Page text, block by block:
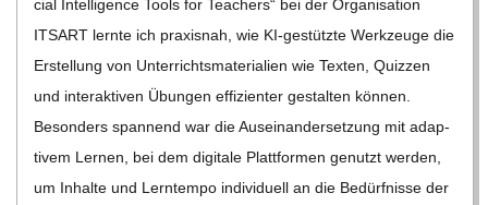
C
H
M
cial Intel­li­gence Tools for Tea­chers“ bei der Orga­ni­sa­tion
ITSART lernte ich pra­xis­nah, wie KI-gestützte Werk­zeuge die
Erstel­lung von Unter­richts­ma­te­ria­lien wie Tex­ten, Quiz­zen
und inter­ak­ti­ven Übun­gen effi­zi­en­ter gestal­ten kön­nen.
Beson­ders span­nend war die Aus­ein­an­der­set­zung mit adap­
ti­vem Ler­nen, bei dem digi­tale Platt­for­men genutzt wer­den,
um Inhalte und Lern­tempo indi­vi­du­ell an die Bedürf­nisse der